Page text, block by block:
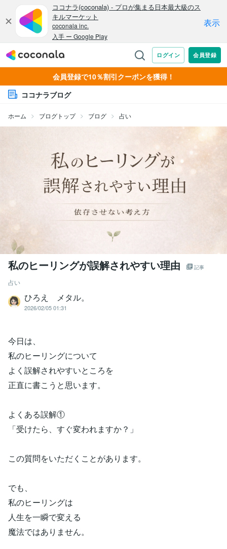
会員登録で10％割引クーポンを獲得！
ココナラブログ
ホーム ブログトップ ブログ 占い
私のヒーリングが誤解されやすい理由 記事
占い
ひろえ メタル。
2026/02/05 01:31
今日は、
私のヒーリングについて
よく誤解されやすいところを
正直に書こうと思います。
よくある誤解①
「受けたら、すぐ変われますか？」
この質問をいただくことがあります。
でも、
私のヒーリングは
人生を一瞬で変える
魔法ではありません。